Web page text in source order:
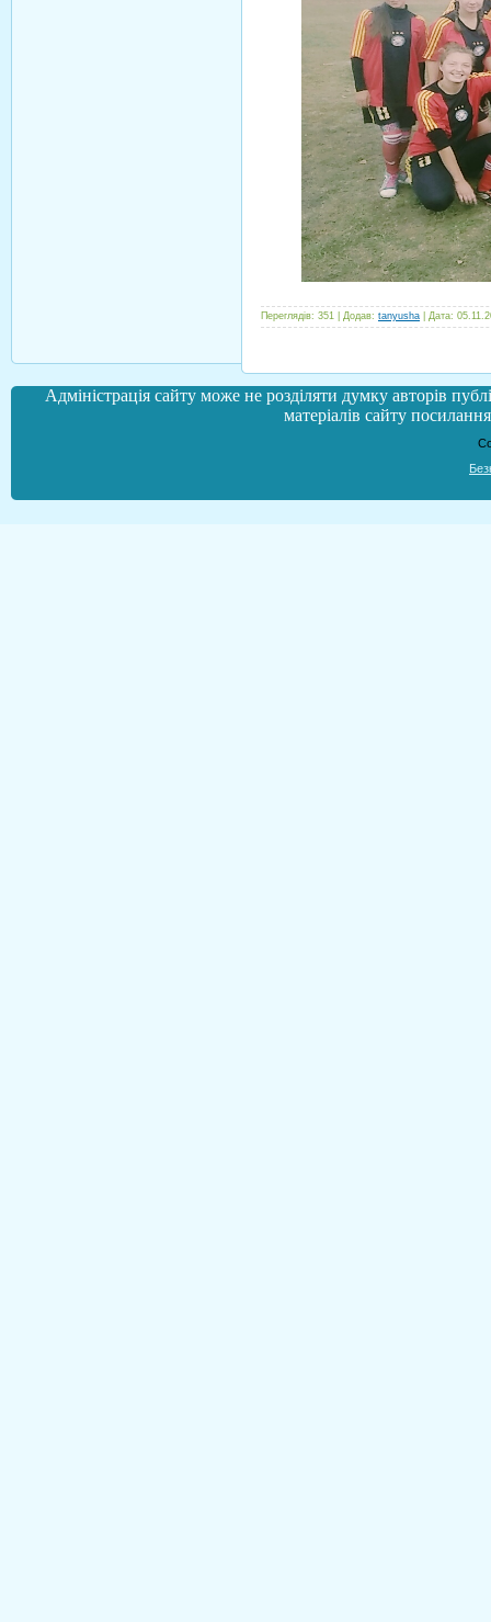
Переглядів: 351 Додав: tanyusha Дата:
Адміністрація сайту може не розділяти думку авторів
матеріалів сайту